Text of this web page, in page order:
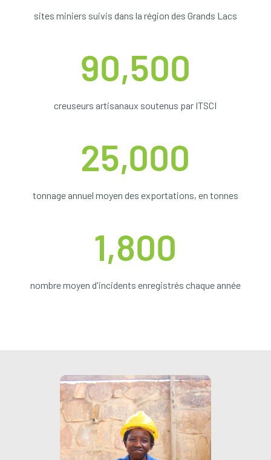
sites miniers suivis dans la région des Grands Lacs
90,500
creuseurs artisanaux soutenus par ITSCI
25,000
tonnage annuel moyen des exportations, en tonnes
1,800
nombre moyen d'incidents enregistrés chaque année